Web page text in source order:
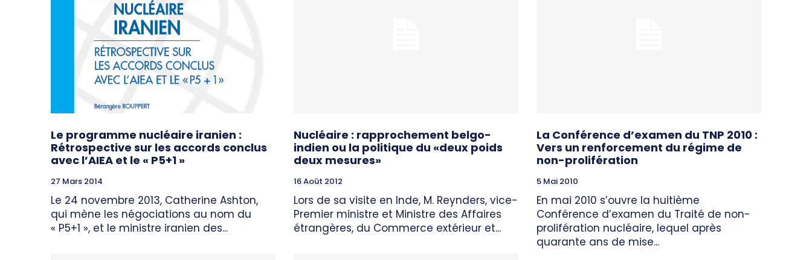
Le programme nucléaire iranien :
Rétrospective sur les accords conclus
avec l’AIEA et le « P5+1 »
27 Mars 2014
Le 24 novembre 2013, Catherine Ashton,
qui mène les négociations au nom du
« P5+1 », et le ministre iranien des...
Nucléaire : rapprochement belgo-
indien ou la politique du «deux poids
deux mesures»
16 Août 2012
Lors de sa visite en Inde, M. Reynders, vice-
Premier ministre et Ministre des Affaires
étrangères, du Commerce extérieur et...
La Conférence d’examen du TNP 2010 :
Vers un renforcement du régime de
non-prolifération
5 Mai 2010
En mai 2010 s’ouvre la huitième
Conférence d’examen du Traité de non-
prolifération nucléaire, lequel après
quarante ans de mise...